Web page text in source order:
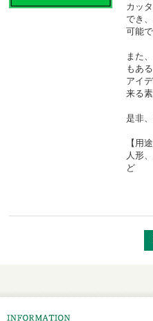
カッ
でき
可能
また
もあ
アイ
来る素
是非
【用
人形
ど